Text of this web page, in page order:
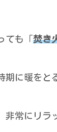
ても「焚き
に暖をと
常にリラ